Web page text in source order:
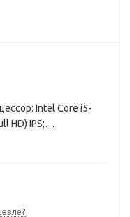
Intel Core i5-
HD) IPS;
ГБ SSD;